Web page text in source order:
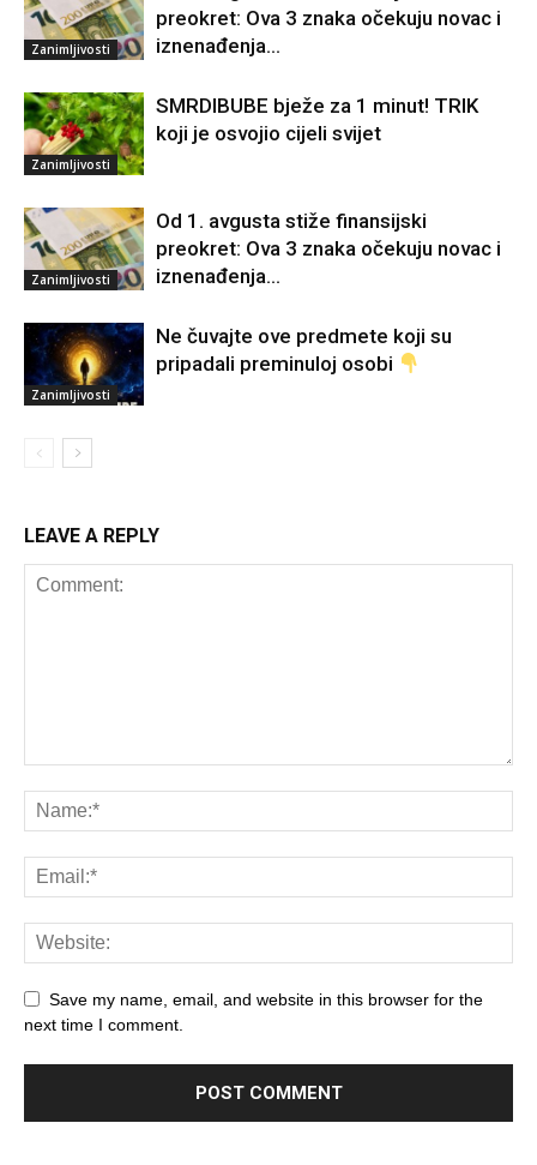
Zanimljivosti
preokret: Ova 3 znaka očekuju novac i
iznenađenja…
Zanimljivosti
SMRDIBUBE bježe za 1 minut! TRIK
koji je osvojio cijeli svijet
Zanimljivosti
Od 1. avgusta stiže finansijski
preokret: Ova 3 znaka očekuju novac i
iznenađenja…
Zanimljivosti
Ne čuvajte ove predmete koji su
pripadali preminuloj osobi
LEAVE A REPLY
Save my name, email, and website in this browser for the
next time I comment.